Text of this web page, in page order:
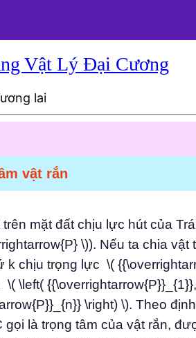
Vật Lý Đại Cương
lai
vật rắn
trên mặt đất chịu lực hút của
\)). Nếu ta chia
k chịu trọng lực \(
\left(
\right) \). Theo
gọi là trọng tâm của vật rắn,